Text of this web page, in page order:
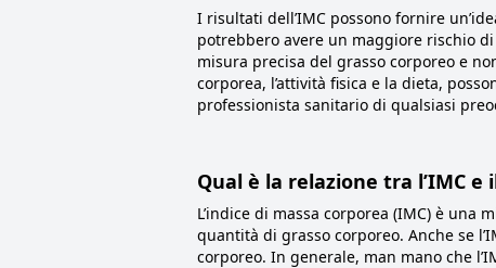
I risultati dell’IMC possono fornire
potrebbero avere un maggiore rischio
misura precisa del grasso corporeo e
corporea, l’attività fisica e la dieta,
professionista sanitario di qualsiasi
Qual è la relazione tra l’IMC e
L’indice di massa corporea (IMC) è una
quantità di grasso corporeo. Anche se
corporeo. In generale, man mano che